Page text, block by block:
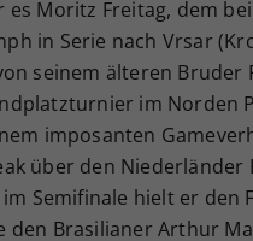
es Moritz Freitag, dem
in Serie nach Vrsar
seinem älteren Bruder
im Norden
imposanten
über den
Semifinale hielt er den
den Brasilianer Arthur